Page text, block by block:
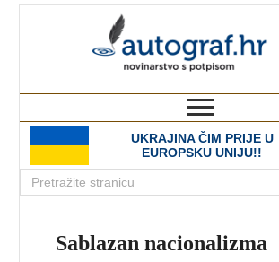
UKRAJINA ČIM PRIJE U
EUROPSKU UNIJU!!
Sablazan nacionalizma